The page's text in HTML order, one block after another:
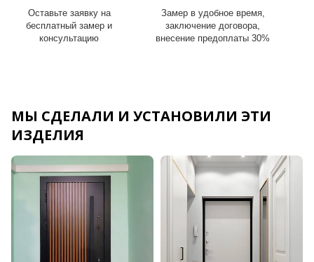
Оставьте заявку на
бесплатный замер и
консультацию
Замер в удобное время,
заключение договора,
внесение предоплаты 30%
МЫ СДЕЛАЛИ И УСТАНОВИЛИ ЭТИ
ИЗДЕЛИЯ